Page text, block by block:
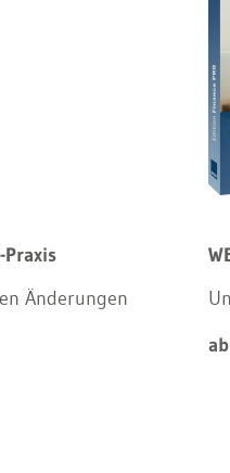
Praxis
Änderungen